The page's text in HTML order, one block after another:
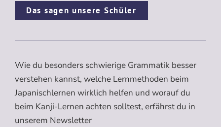
Das sagen unsere Schüler
Wie du besonders schwierige Grammatik besser
verstehen kannst, welche Lernmethoden beim
Japanischlernen wirklich helfen und worauf du
beim Kanji-Lernen achten solltest, erfährst du in
unserem Newsletter